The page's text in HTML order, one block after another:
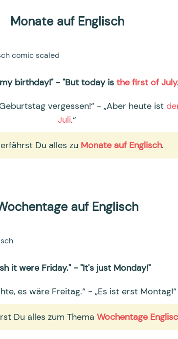
Monate auf Englisch
birthday!" - "But today isthe first of July
vergessen!“ - „Aber heute ist
Juli.“
Du alles zu Monate auf Englisch.
auf Englisch
it were Friday." - "It's just Monday!"
es wäre Freitag.“ - „Es ist erst Montag!“
Du alles zum ThemaWochentage